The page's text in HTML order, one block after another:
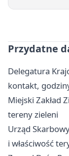
Przydatne
Delegatura
kontakt,
Miejski Zakład
tereny zieleni
Urząd
i właściwość